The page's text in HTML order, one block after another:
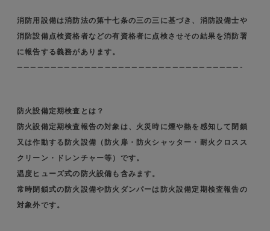
消防用設備は消防法の第十七条の三の三に基づき、消防設備士や
消防設備点検資格者などの有資格者に点検させその結果を消防署
に報告する義務があります。
—————————————————————————————————-
防火設備定期検査とは？
防火設備定期検査報告の対象は、火災時に煙や熱を感知して閉鎖
又は作動する防火設備（防火扉・防火シャッター・耐火クロスス
クリーン・ドレンチャー等）です。
温度ヒューズ式の防火設備も含みます。
常時閉鎖式の防火設備や防火ダンパーは防火設備定期検査報告の
対象外です。